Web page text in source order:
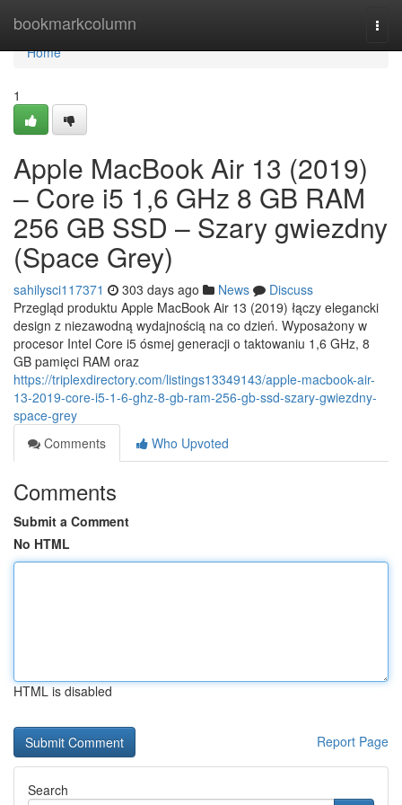
bookmarkcolumn
Home
Home
1
Apple MacBook Air 13 (2019)
– Core i5 1,6 GHz 8 GB RAM
256 GB SSD – Szary gwiezdny
(Space Grey)
sahilysci117371 303 days ago News
Discuss
Przegląd produktu Apple MacBook Air 13 (2019) łączy elegancki
design z niezawodną wydajnością na co dzień. Wyposażony w
procesor Intel Core i5 ósmej generacji o taktowaniu 1,6 GHz, 8
GB pamięci RAM oraz
https://triplexdirectory.com/listings13349143/apple-macbook-air-
13-2019-core-i5-1-6-ghz-8-gb-ram-256-gb-ssd-szary-gwiezdny-
space-grey
Comments
Who Upvoted
Comments
Submit a Comment
No HTML
HTML is disabled
Report Page
Search